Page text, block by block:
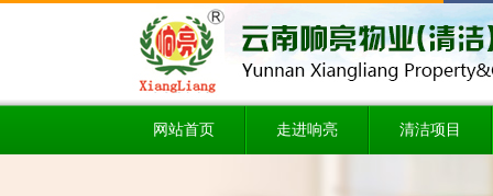
网站首页 走进响亮 清洁项目